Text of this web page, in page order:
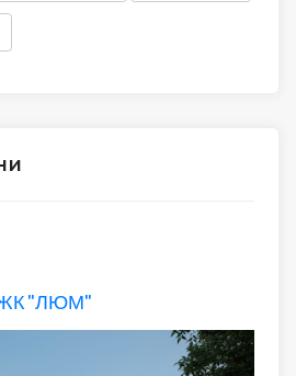
ЖК "ЛЮМ"